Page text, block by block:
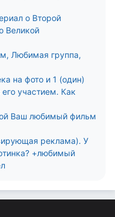
о Второй
Великой
Любимая группа,
на фото и 1 (один)
участием. Как
Ваш любимый фильм
реклама). У
+любимый